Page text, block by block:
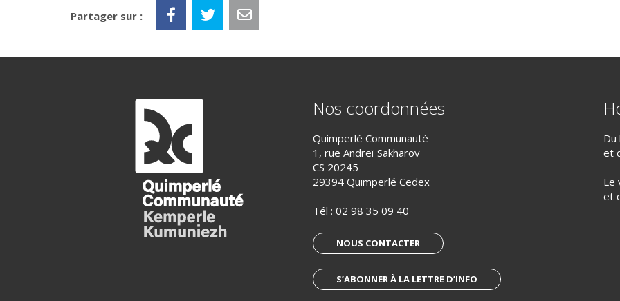
Partager sur :
Nos coordonnées
Quimperlé Communauté
1, rue Andreï Sakharov
CS 20245
29394 Quimperlé Cedex
Tél : 02 98 35 09 40
NOUS CONTACTER
S’ABONNER À LA LETTRE D’INFO
Du
et
Le
et